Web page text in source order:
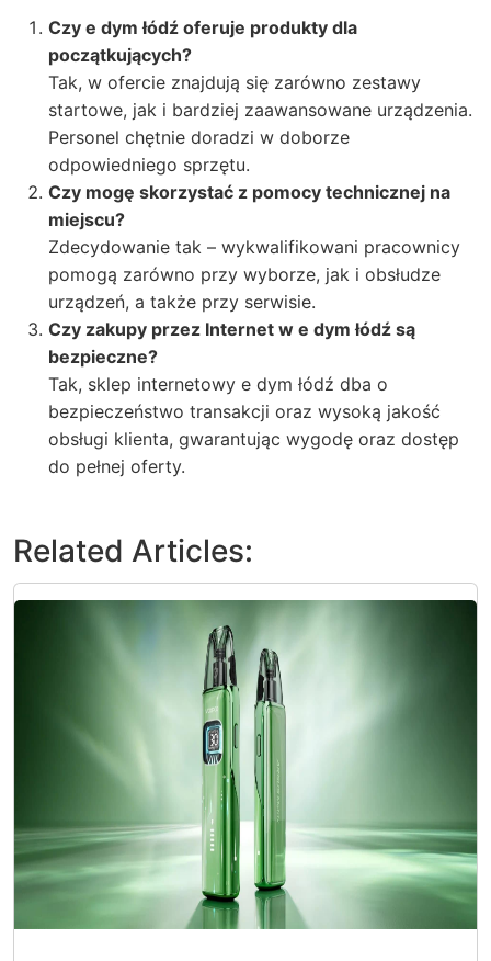
Czy e dym łódź oferuje produkty dla
początkujących?
Tak, w ofercie znajdują się zarówno zestawy
startowe, jak i bardziej zaawansowane urządzenia.
Personel chętnie doradzi w doborze
odpowiedniego sprzętu.
Czy mogę skorzystać z pomocy technicznej na
miejscu?
Zdecydowanie tak – wykwalifikowani pracownicy
pomogą zarówno przy wyborze, jak i obsłudze
urządzeń, a także przy serwisie.
Czy zakupy przez Internet w e dym łódź są
bezpieczne?
Tak, sklep internetowy e dym łódź dba o
bezpieczeństwo transakcji oraz wysoką jakość
obsługi klienta, gwarantując wygodę oraz dostęp
do pełnej oferty.
Related Articles: